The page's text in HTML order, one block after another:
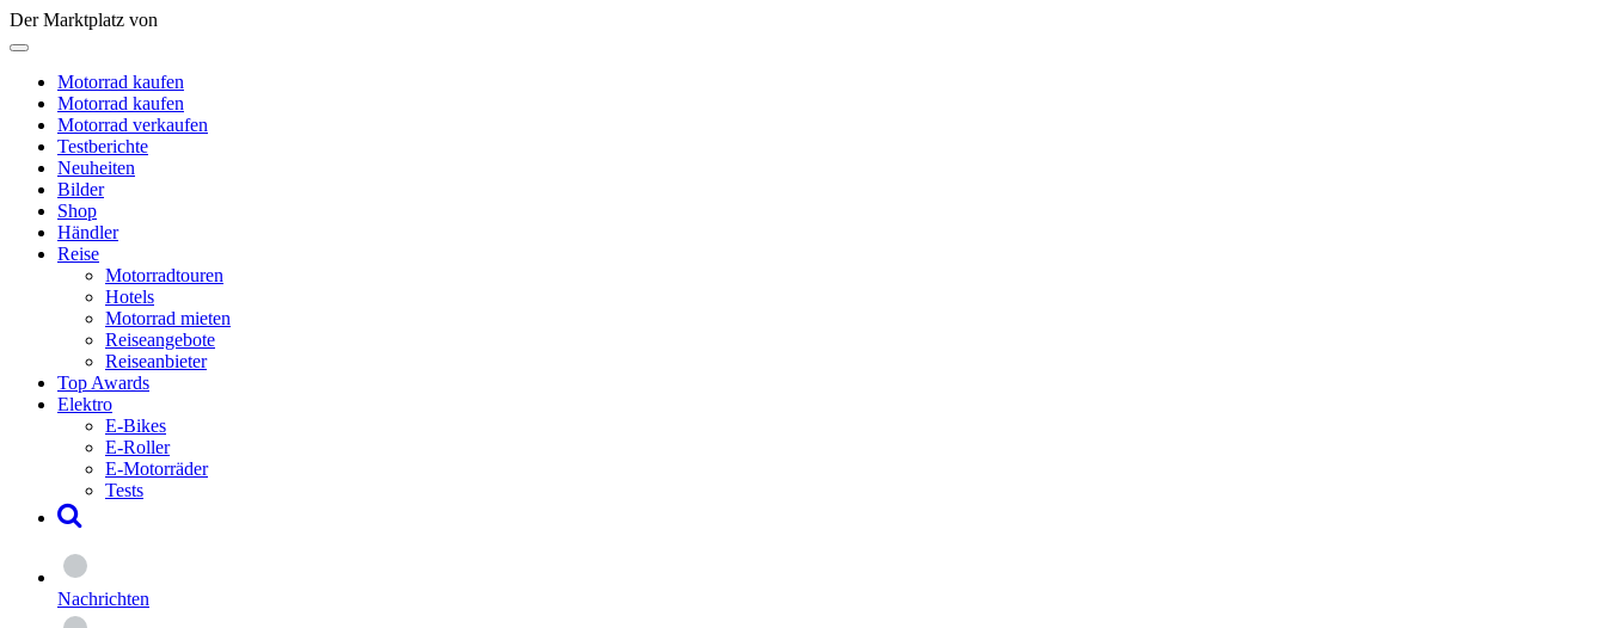
Der Marktplatz von
Motorrad kaufen
Motorrad kaufen
Motorrad verkaufen
Testberichte
Neuheiten
Bilder
Shop
Händler
Reise
Motorradtouren
Hotels
Motorrad mieten
Reiseangebote
Reiseanbieter
Top Awards
Elektro
E-Bikes
E-Roller
E-Motorräder
Tests
Nachrichten